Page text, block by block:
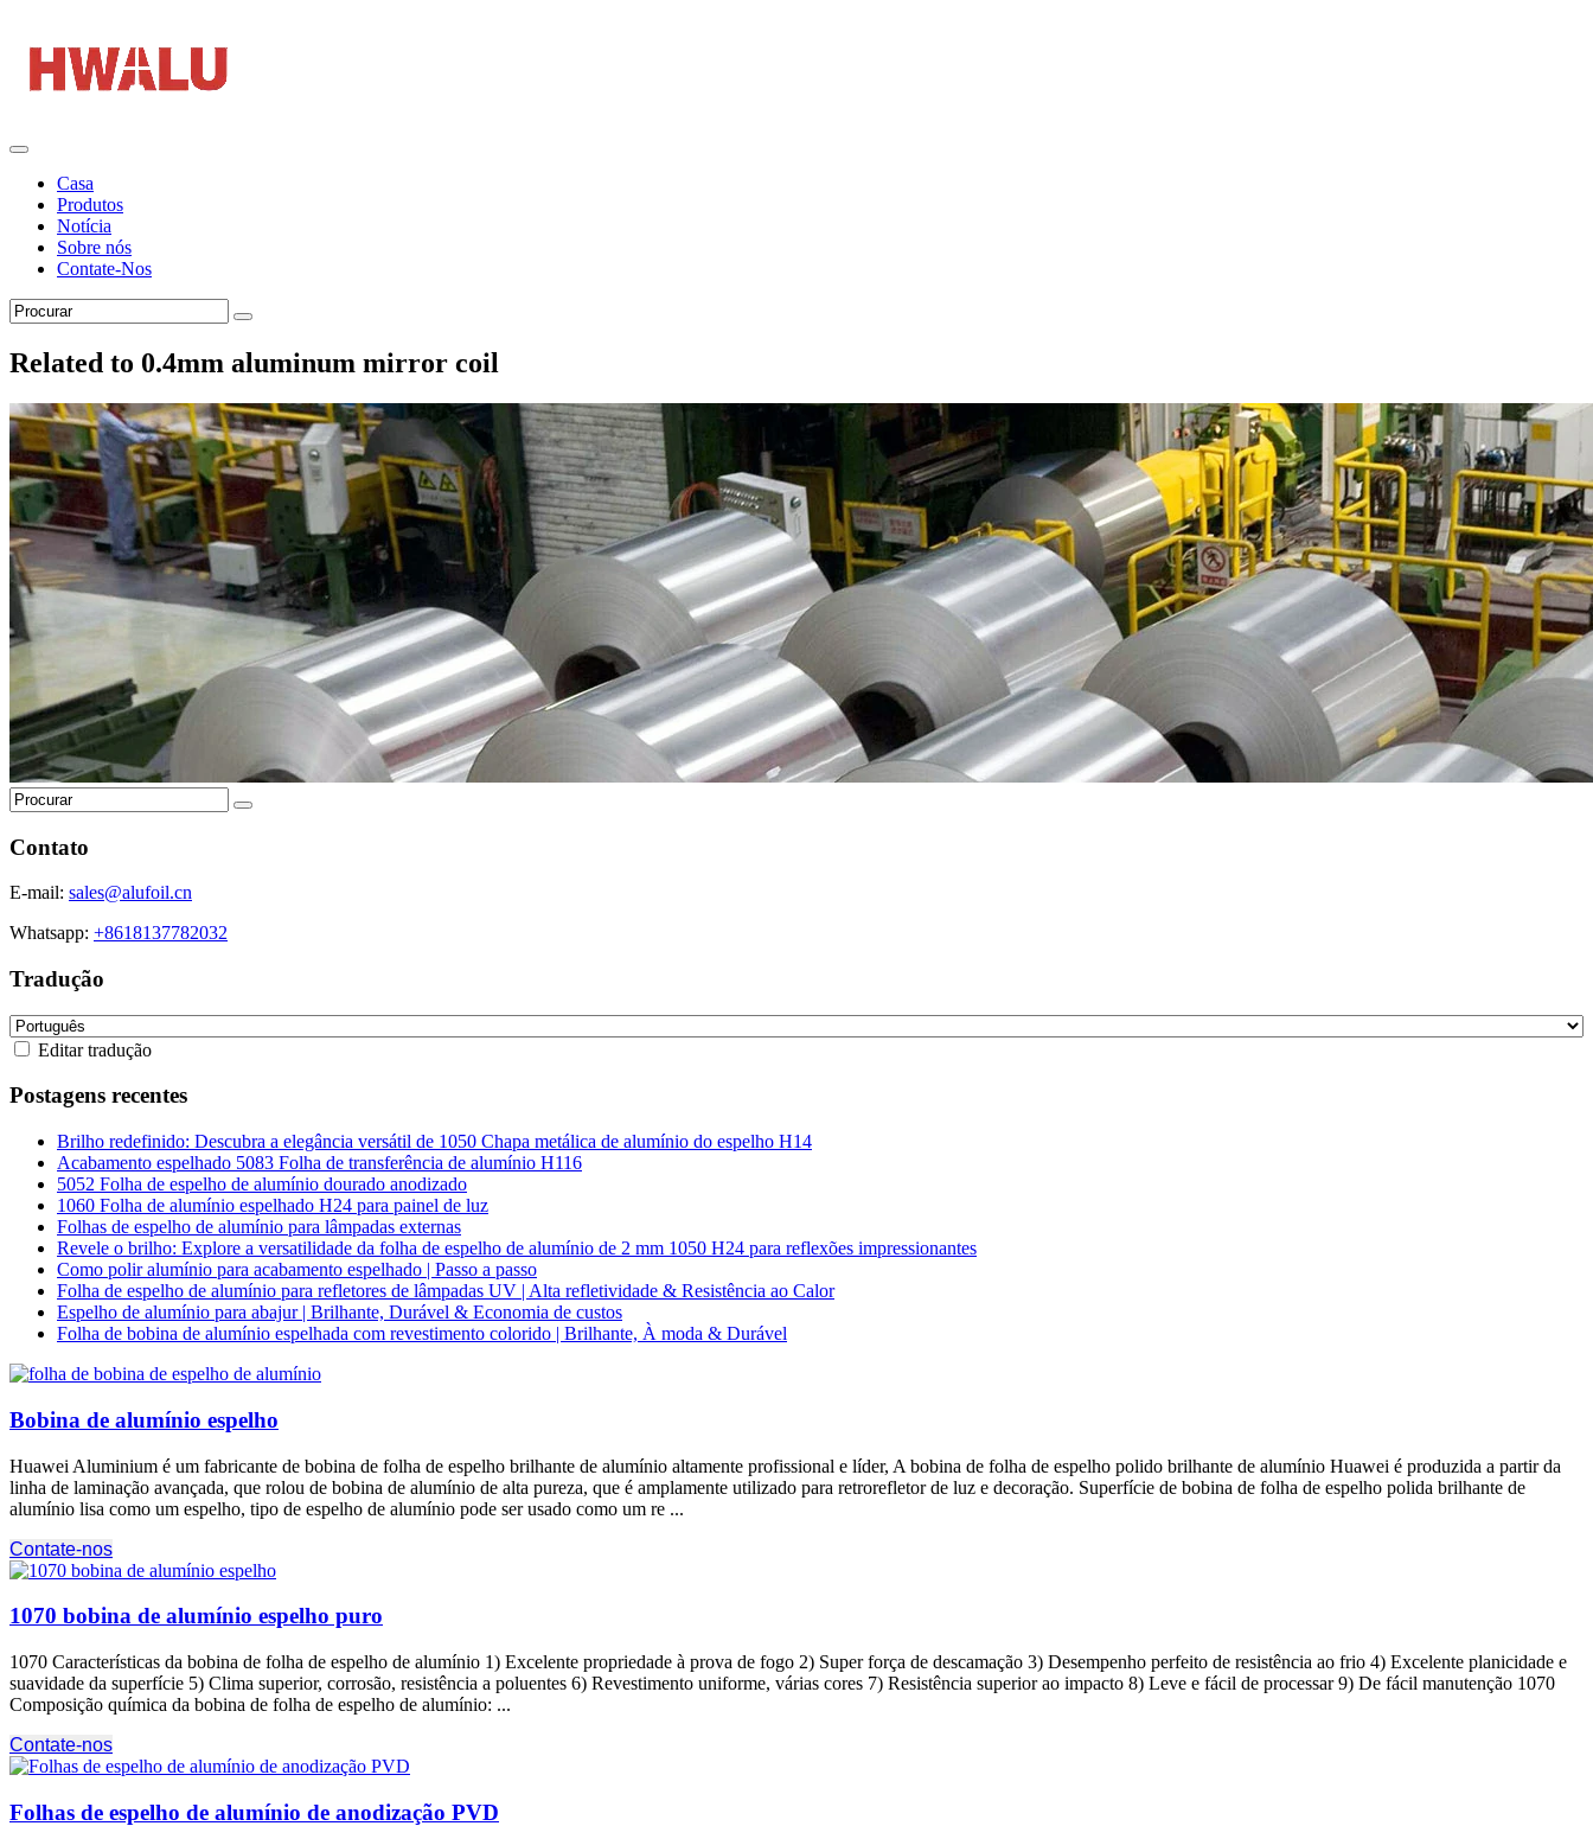
Casa
Produtos
Notícia
Sobre nós
Contate-Nos
Related to 0.4mm aluminum mirror coil
Contato
E-mail: sales@alufoil.cn
Whatsapp: +8618137782032
Tradução
Editar tradução
Postagens recentes
Brilho redefinido: Descubra a elegância versátil de 1050 Chapa metálica de alumínio do espelho H14
Acabamento espelhado 5083 Folha de transferência de alumínio H116
5052 Folha de espelho de alumínio dourado anodizado
1060 Folha de alumínio espelhado H24 para painel de luz
Folhas de espelho de alumínio para lâmpadas externas
Revele o brilho: Explore a versatilidade da folha de espelho de alumínio de 2 mm 1050 H24 para reflexões impressionantes
Como polir alumínio para acabamento espelhado | Passo a passo
Folha de espelho de alumínio para refletores de lâmpadas UV | Alta refletividade & Resistência ao Calor
Espelho de alumínio para abajur | Brilhante, Durável & Economia de custos
Folha de bobina de alumínio espelhada com revestimento colorido | Brilhante, À moda & Durável
Bobina de alumínio espelho
Huawei Aluminium é um fabricante de bobina de folha de espelho brilhante de alumínio altamente profissional e líder, A bobina de folha de espelho polido brilhante de alumínio Huawei é produzida a partir da
linha de laminação avançada, que rolou de bobina de alumínio de alta pureza, que é amplamente utilizado para retrorefletor de luz e decoração. Superfície de bobina de folha de espelho polida brilhante de
alumínio lisa como um espelho, tipo de espelho de alumínio pode ser usado como um re ...
Contate-nos
1070 bobina de alumínio espelho puro
1070 Características da bobina de folha de espelho de alumínio 1) Excelente propriedade à prova de fogo 2) Super força de descamação 3) Desempenho perfeito de resistência ao frio 4) Excelente planicidade e
suavidade da superfície 5) Clima superior, corrosão, resistência a poluentes 6) Revestimento uniforme, várias cores 7) Resistência superior ao impacto 8) Leve e fácil de processar 9) De fácil manutenção 1070
Composição química da bobina de folha de espelho de alumínio: ...
Contate-nos
Folhas de espelho de alumínio de anodização PVD